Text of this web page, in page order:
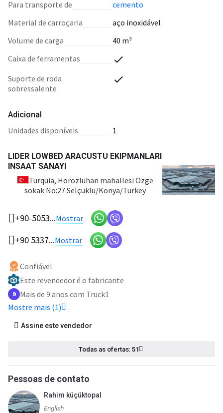
para transporte de
cemento
material de carroçaria
aço inoxidável
volume de carga
40 m³
caixa de ferramentas
suporte de roda
sobressalente
Adicional
unidades disponíveis 1
LIDER LOWBED ARACUSTU EKIPMANLARI
INSAAT SANAYI
Turquia, Horozluhan mahallesi Özge
sokak No:27 Selçuklu/Konya/Turkey
+90-5053...Mostrar
+90 5337...Mostrar
Confiável
Este revendedor é o fabricante
9
Mais de 9 anos com Truck1
Mostre mais (1)
Assine este vendedor
Todas as ofertas: 51
Pessoas de contato
Rahim küçüktopal
English